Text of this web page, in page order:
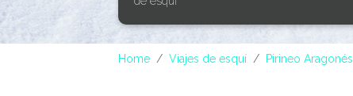
Home Viajes de esquí Pirineo Aragonés